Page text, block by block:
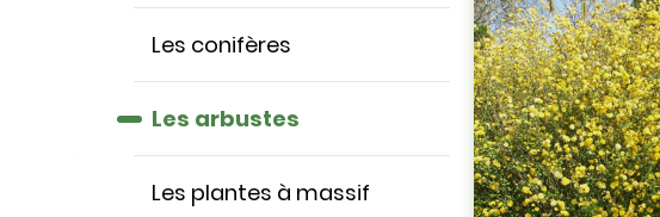
Les conifères
Les arbustes
Les plantes à massif